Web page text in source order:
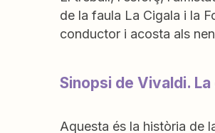
de la faula La Cigala i la
conductor i acosta als
Sinopsi de Vivaldi.
Aquesta és la història de